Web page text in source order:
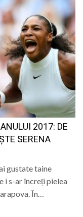
2017: DE
SERENA
gustate taine
i s-ar încreți pielea
În…